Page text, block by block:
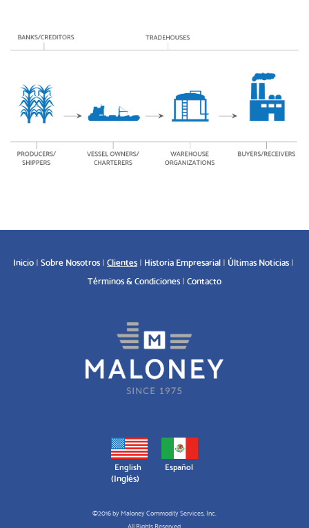
Inicio Sobre Nosotros Clientes Historia Empresarial Últimas Noticias
Términos & Condiciones Contacto
©2016 by Maloney Commodity Services, Inc.
All Rights Reserved.
English
(Inglés)
Español